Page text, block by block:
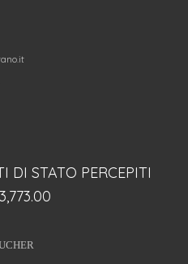
DI STATO PERCEPITI